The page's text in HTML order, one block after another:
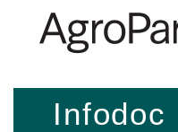
Infodoc